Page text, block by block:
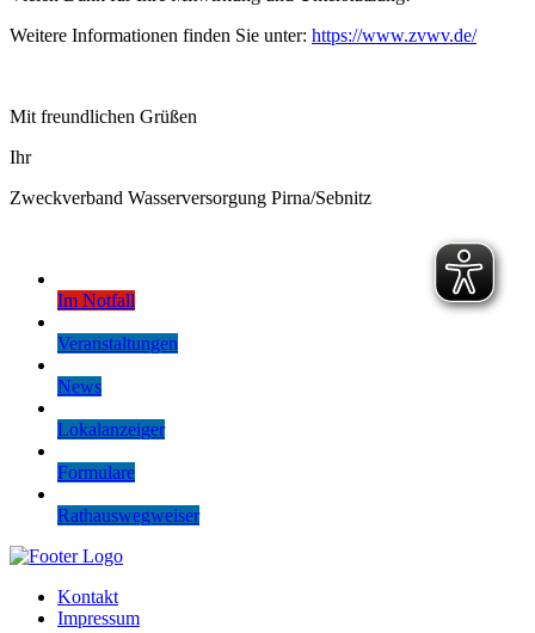
Weitere Informationen finden Sie unter: https://www.zvwv.de/
Mit freundlichen Grüßen
Ihr
Zweckverband Wasserversorgung Pirna/Sebnitz
Im Notfall
Veranstaltungen
News
Lokalanzeiger
Formulare
Rathauswegweiser
Kontakt
Impressum